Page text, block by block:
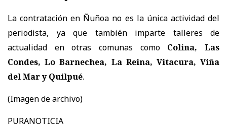
La contratación en Ñuñoa no es la única actividad del
periodista, ya que también imparte talleres de
actualidad en otras comunas comoColina, Las
Condes, Lo Barnechea, La Reina, Vitacura, Viña
del Mar y Quilpué.
(Imagen de archivo)
PURANOTICIA